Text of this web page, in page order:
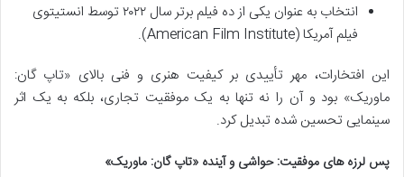
انتخاب به عنوان یکی از ده فیلم برتر سال ۲۰۲۲ توسط انستیتوی
فیلم آمریکا (American Film Institute).
این افتخارات، مهر تأییدی بر کیفیت هنری و فنی بالای «تاپ گان:
ماوریک» بود و آن را نه تنها به یک موفقیت تجاری، بلکه به یک اثر
سینمایی تحسین شده تبدیل کرد.
پس لرزه های موفقیت: حواشی و آینده «تاپ گان: ماوریک»